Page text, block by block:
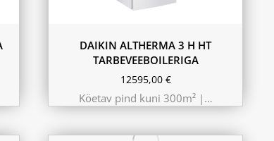
DAIKIN ALTHERMA 3 H HT
TARBEVEEBOILERIGA
12595,00 €
Köetav pind kuni 300m² |…